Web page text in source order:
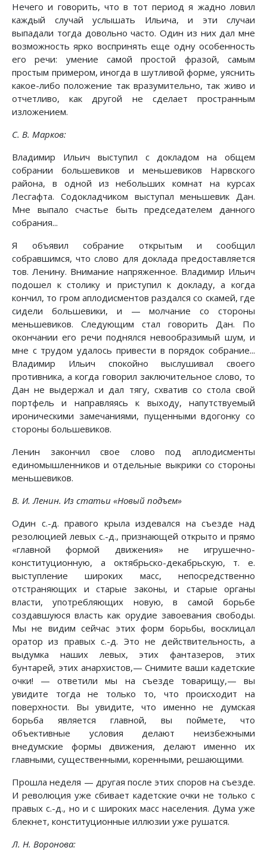
Нечего и говорить, что в тот период я жадно ловил
каждый случай услышать Ильича, и эти случаи
выпадали тогда довольно часто. Один из них дал мне
возможность ярко воспринять еще одну особенность
его речи: умение самой простой фразой, самым
простым примером, иногда в шутливой форме, уяснить
какое-либо положение так вразумительно, так живо и
отчетливо, как другой не сделает пространным
изложением.
С. В. Марков:
Владимир Ильич выступил с докладом на общем
собрании большевиков и меньшевиков Нарвского
района, в одной из небольших комнат на курсах
Лесгафта. Содокладчиком выступал меньшевик Дан.
Мне выпало счастье быть председателем данного
собрания...
Я объявил собрание открытым и сообщил
собравшимся, что слово для доклада предоставляется
тов. Ленину. Внимание напряженное. Владимир Ильич
подошел к столику и приступил к докладу, а когда
кончил, то гром аплодисментов раздался со скамей, где
сидели большевики, и — молчание со стороны
меньшевиков. Следующим стал говорить Дан. По
окончании его речи поднялся невообразимый шум, и
мне с трудом удалось привести в порядок собрание...
Владимир Ильич спокойно выслушивал своего
противника, а когда говорил заключительное слово, то
Дан не выдержал и дал тягу, схватив со стола свой
портфель и направляясь к выходу, напутствуемый
ироническими замечаниями, пущенными вдогонку со
стороны большевиков.
Ленин закончил свое слово под аплодисменты
единомышленников и отдельные выкрики со стороны
меньшевиков.
В. И. Ленин. Из статьи «Новый подъем»
Один с.-д. правого крыла издевался на съезде над
резолюцией левых с.-д., признающей открыто и прямо
«главной формой движения» не игрушечно-
конституционную, а октябрьско-декабрьскую, т. е.
выступление широких масс, непосредственно
отстраняющих и старые законы, и старые органы
власти, употребляющих новую, в самой борьбе
создавшуюся власть как орудие завоевания свободы.
Мы не видим сейчас этих форм борьбы, восклицал
оратор из правых с.-д. Это не действительность, а
выдумка наших левых, этих фантазеров, этих
бунтарей, этих анархистов,— Снимите ваши кадетские
очки! — ответили мы на съезде товарищу,— вы
увидите тогда не только то, что происходит на
поверхности. Вы увидите, что именно не думская
борьба является главной, вы поймете, что
объективные условия делают неизбежными
внедумские формы движения, делают именно их
главными, существенными, коренными, решающими.
Прошла неделя — другая после этих споров на съезде.
И революция уже сбивает кадетские очки не только с
правых с.-д., но и с широких масс населения. Дума уже
блекнет, конституционные иллюзии уже рушатся.
Л. Н. Воронова: